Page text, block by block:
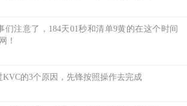
们注意了，184天01秒和清单9黄的在这个时间
！
KVC的3个原因，先锋按照操作去完成